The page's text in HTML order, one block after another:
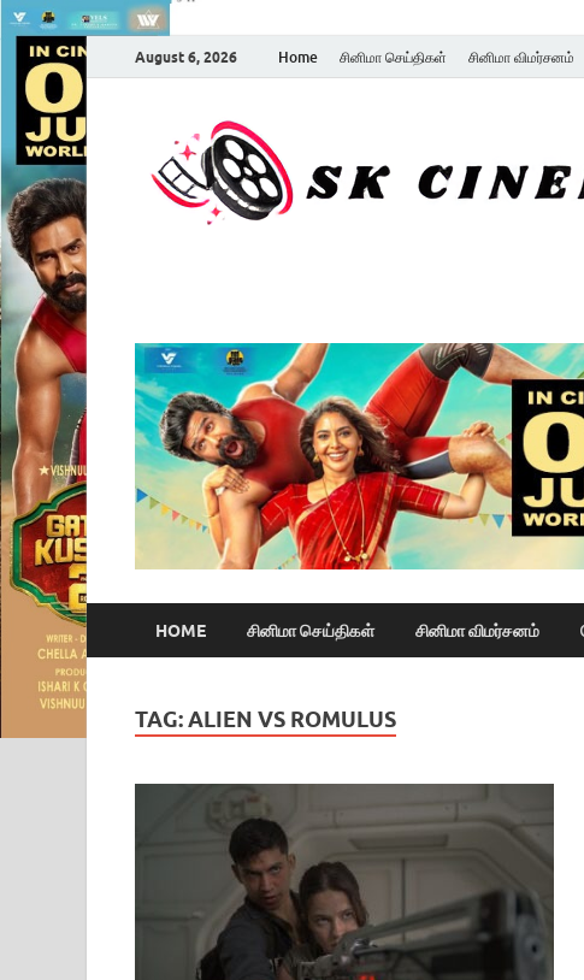
August 6, 2026 Home சினிமா செய்திகள் சினிமா விமர்சனம்
HOME சினிமா செய்திகள் சினிமா விமர்சனம்
TAG:ALIEN VS ROMULUS